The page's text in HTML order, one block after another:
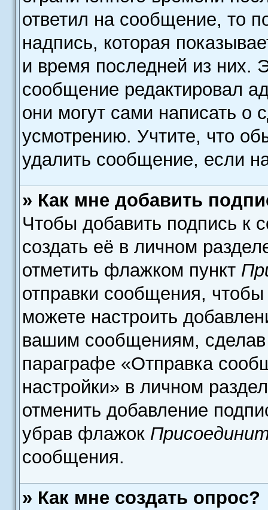
ответил на сообщение, то
надпись, которая
и время последней из них.
сообщение редактировал
они могут сами написать о
усмотрению. Учтите, что
удалить сообщение, если
» Как мне добавить
Чтобы добавить подпись
создать её в личном
отметить флажком пункт
отправки сообщения,
можете настроить
вашим сообщениям,
параграфе «Отправка
настройки» в личном
отменить добавление
убрав флажок
сообщения.
» Как мне создать опрос?